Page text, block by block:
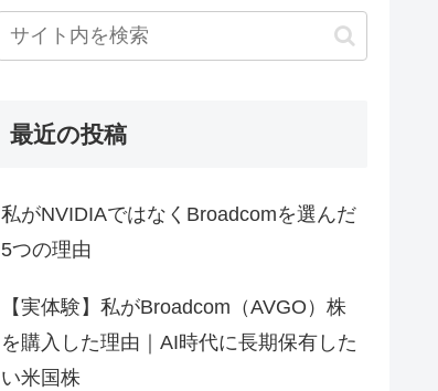
最近の投稿
私がNVIDIAではなくBroadcomを選んだ
5つの理由
【実体験】私がBroadcom（AVGO）株
を購入した理由｜AI時代に長期保有した
い米国株